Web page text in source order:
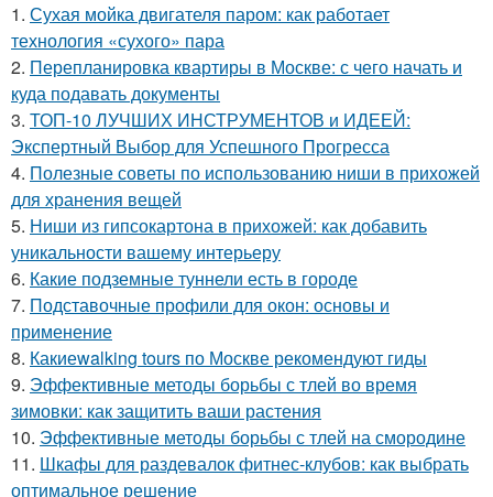
1. Сухая мойка двигателя паром: как работает
технология «сухого» пара
2. Перепланировка квартиры в Москве: с чего начать и
куда подавать документы
3. ТОП-10 ЛУЧШИХ ИНСТРУМЕНТОВ и ИДЕЕЙ:
Экспертный Выбор для Успешного Прогресса
4. Полезные советы по использованию ниши в прихожей
для хранения вещей
5. Ниши из гипсокартона в прихожей: как добавить
уникальности вашему интерьеру
6. Какие подземные туннели есть в городе
7. Подставочные профили для окон: основы и
применение
8. Какиеwalking tours по Москве рекомендуют гиды
9. Эффективные методы борьбы с тлей во время
зимовки: как защитить ваши растения
10. Эффективные методы борьбы с тлей на смородине
11. Шкафы для раздевалок фитнес-клубов: как выбрать
оптимальное решение